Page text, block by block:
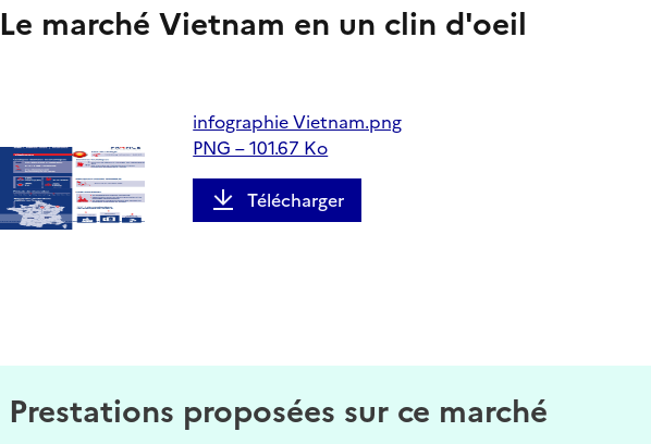
Le marché Vietnam en un clin d'oeil
infographie Vietnam.png
PNG – 101.67 Ko
Télécharger
Prestations proposées sur ce marché